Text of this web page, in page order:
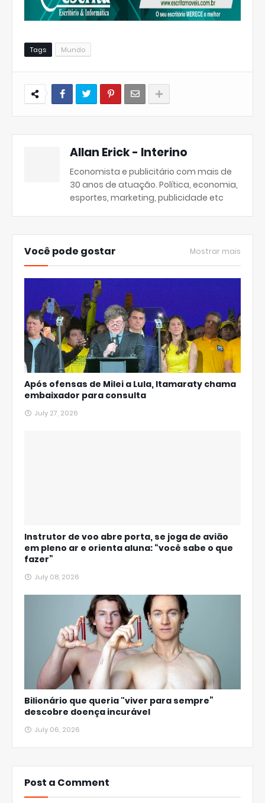
Tags Mundo
Allan Erick - Interino
Economista e publicitário com mais de
30 anos de atuação. Política, economia,
esportes, marketing, publicidade etc
Você pode gostar Mostrar mais
Após ofensas de Milei a Lula, Itamaraty chama
embaixador para consulta
July 27, 2026
Instrutor de voo abre porta, se joga de avião
em pleno ar e orienta aluna: “você sabe o que
fazer”
July 08, 2026
Bilionário que queria "viver para sempre”
descobre doença incurável
July 06, 2026
Post a Comment